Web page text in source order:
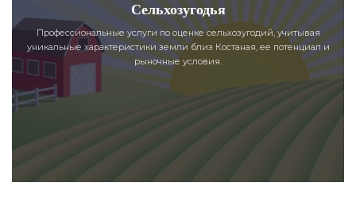
Сельхозугодья
Профессиональные услуги по оценке сельхозугодий, учитывая
уникальные характеристики земли близ Костаная, ее потенциал и
рыночные условия.